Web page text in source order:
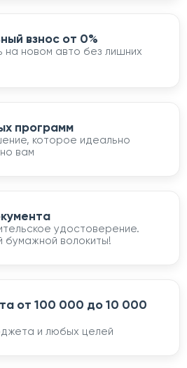
взнос от 0%
на новом авто без лишних
программ
которое идеально
вам
удостоверение.
бумажной волокиты!
от 100 000 до 10 000
и любых целей